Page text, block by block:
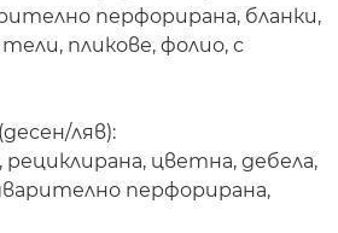
перфорирана, бланки,
пликове, фолио, с
ляв):
рециклирана, цветна, дебела,
перфорирана,